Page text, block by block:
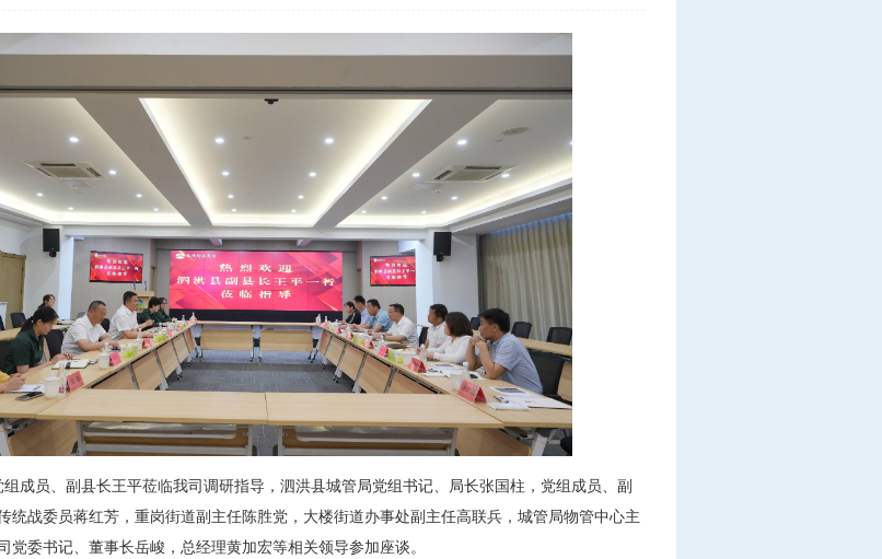
成员、副县长王平莅临我司调研指导，泗洪县城管局党组书记、局长张国柱，党组成员、副
统战委员蒋红芳，重岗街道副主任陈胜党，大楼街道办事处副主任高联兵，城管局物管中心主
党委书记、董事长岳峻，总经理黄加宏等相关领导参加座谈。